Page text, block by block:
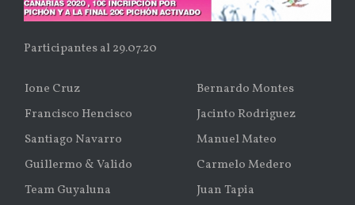
Participantes al 29.07.20
Ione Cruz
Bernardo Montes
Francisco Hencisco
Jacinto Rodriguez
Santiago Navarro
Manuel Mateo
Guillermo & Valido
Carmelo Medero
Team Guyaluna
Juan Tapia